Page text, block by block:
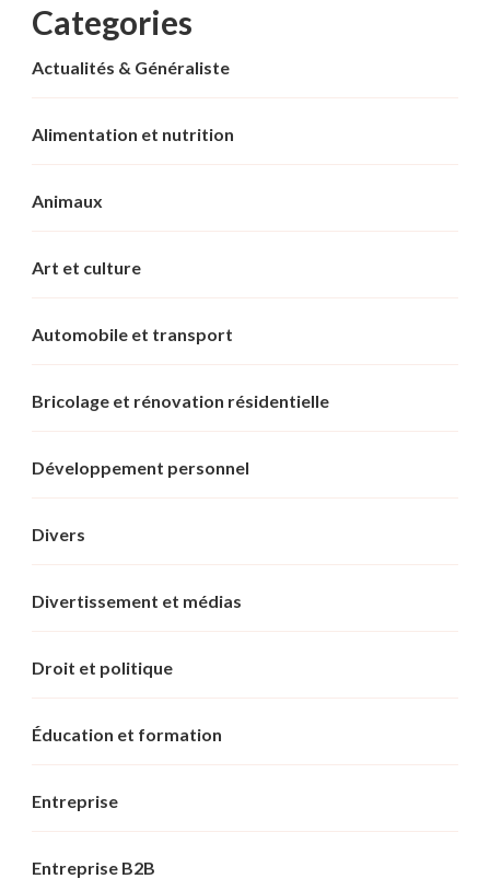
Categories
Actualités & Généraliste
Alimentation et nutrition
Animaux
Art et culture
Automobile et transport
Bricolage et rénovation résidentielle
Développement personnel
Divers
Divertissement et médias
Droit et politique
Éducation et formation
Entreprise
Entreprise B2B